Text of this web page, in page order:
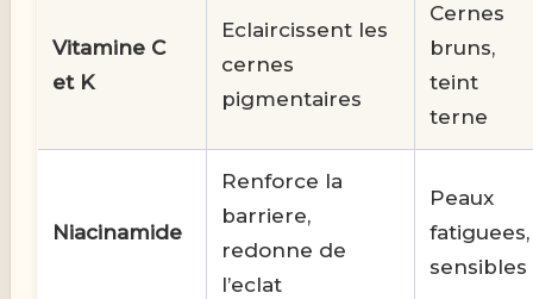
Vitamine C
et K
Eclaircissent les
cernes
pigmentaires
Cernes
bruns,
teint
terne
Niacinamide
Renforce la
barriere,
redonne de
l’eclat
Peaux
fatiguees,
sensibles